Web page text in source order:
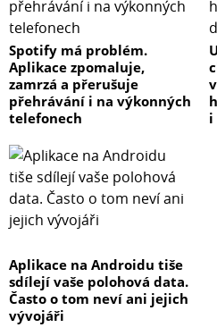
Spotify má problém.
Aplikace zpomaluje,
zamrzá a přerušuje
přehrávání i na výkonných
telefonech
i
Aplikace na Androidu tiše
sdílejí vaše polohová data.
Často o tom neví ani jejich
vývojáři